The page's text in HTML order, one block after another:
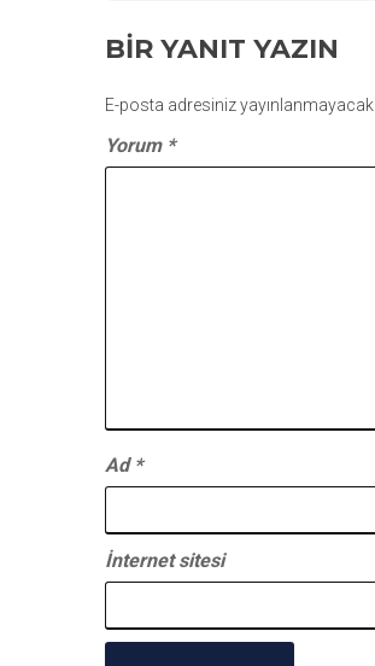
BIR YANIT YAZIN
E-posta adresiniz yayınlanmayacak.
Yorum *
Ad *
İnternet sitesi